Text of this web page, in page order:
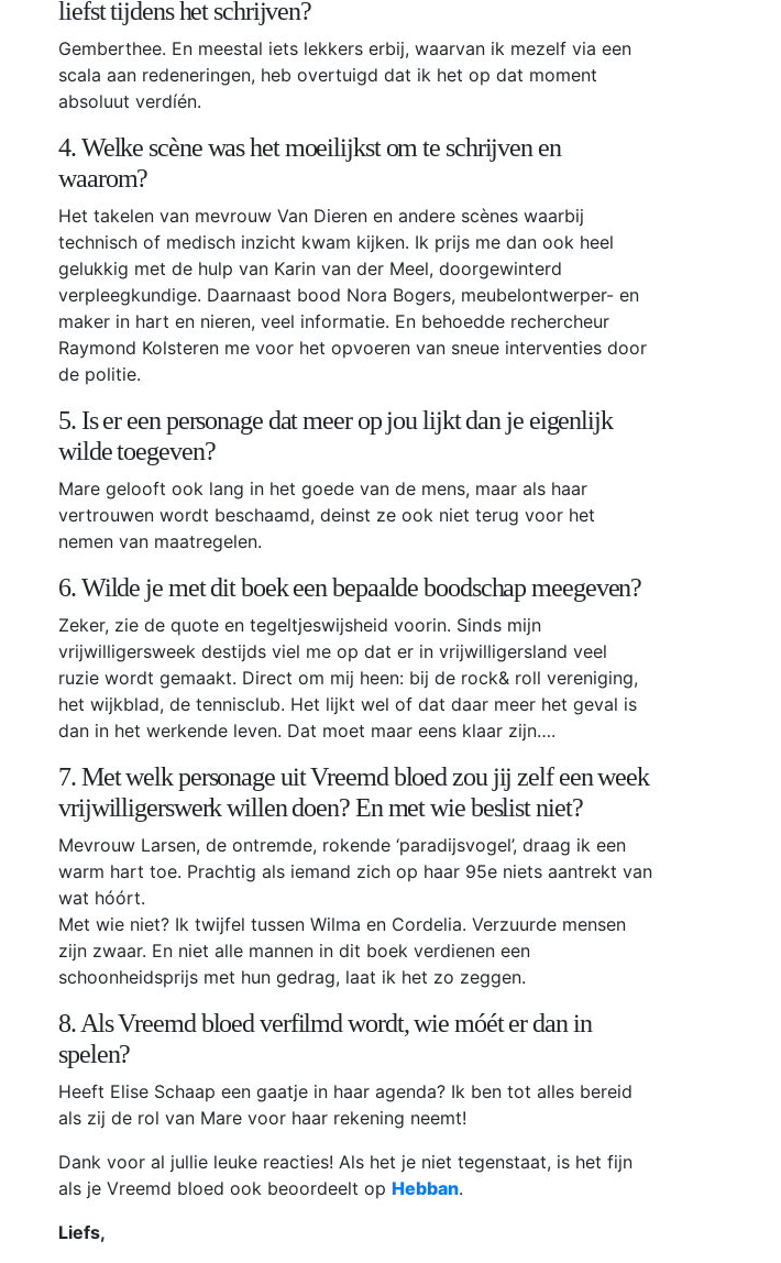
liefst tijdens het schrijven?
Gemberthee. En meestal iets lekkers erbij, waarvan ik mezelf via een
scala aan redeneringen, heb overtuigd dat ik het op dat moment
absoluut verdíén.
4. Welke scène was het moeilijkst om te schrijven en
waarom?
Het takelen van mevrouw Van Dieren en andere scènes waarbij
technisch of medisch inzicht kwam kijken. Ik prijs me dan ook heel
gelukkig met de hulp van Karin van der Meel, doorgewinterd
verpleegkundige. Daarnaast bood Nora Bogers, meubelontwerper- en
maker in hart en nieren, veel informatie. En behoedde rechercheur
Raymond Kolsteren me voor het opvoeren van sneue interventies door
de politie.
5. Is er een personage dat meer op jou lijkt dan je eigenlijk
wilde toegeven?
Mare gelooft ook lang in het goede van de mens, maar als haar
vertrouwen wordt beschaamd, deinst ze ook niet terug voor het
nemen van maatregelen.
6. Wilde je met dit boek een bepaalde boodschap meegeven?
Zeker, zie de quote en tegeltjeswijsheid voorin. Sinds mijn
vrijwilligersweek destijds viel me op dat er in vrijwilligersland veel
ruzie wordt gemaakt. Direct om mij heen: bij de rock& roll vereniging,
het wijkblad, de tennisclub. Het lijkt wel of dat daar meer het geval is
dan in het werkende leven. Dat moet maar eens klaar zijn….
7. Met welk personage uit Vreemd bloed zou jij zelf een week
vrijwilligerswerk willen doen? En met wie beslist niet?
Mevrouw Larsen, de ontremde, rokende ‘paradijsvogel’, draag ik een
warm hart toe. Prachtig als iemand zich op haar 95e niets aantrekt van
wat hóórt.
Met wie niet? Ik twijfel tussen Wilma en Cordelia. Verzuurde mensen
zijn zwaar. En niet alle mannen in dit boek verdienen een
schoonheidsprijs met hun gedrag, laat ik het zo zeggen.
8. Als Vreemd bloed verfilmd wordt, wie móét er dan in
spelen?
Heeft Elise Schaap een gaatje in haar agenda? Ik ben tot alles bereid
als zij de rol van Mare voor haar rekening neemt!
Dank voor al jullie leuke reacties! Als het je niet tegenstaat, is het fijn
als je Vreemd bloed ook beoordeelt op Hebban.
Liefs,